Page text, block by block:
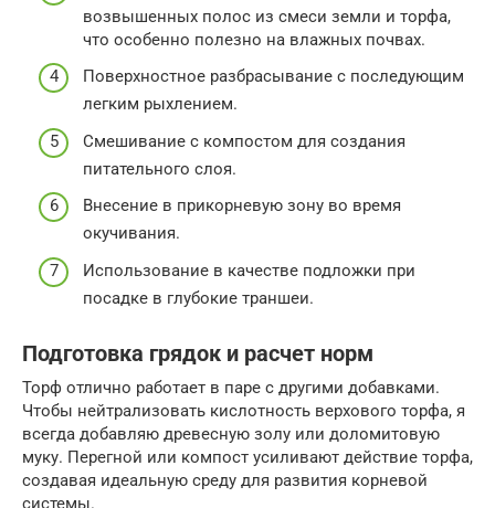
возвышенных полос из смеси земли и торфа,
что особенно полезно на влажных почвах.
Поверхностное разбрасывание с последующим
легким рыхлением.
Смешивание с компостом для создания
питательного слоя.
Внесение в прикорневую зону во время
окучивания.
Использование в качестве подложки при
посадке в глубокие траншеи.
Подготовка грядок и расчет норм
Торф отлично работает в паре с другими добавками.
Чтобы нейтрализовать кислотность верхового торфа, я
всегда добавляю древесную золу или доломитовую
муку. Перегной или компост усиливают действие торфа,
создавая идеальную среду для развития корневой
системы.